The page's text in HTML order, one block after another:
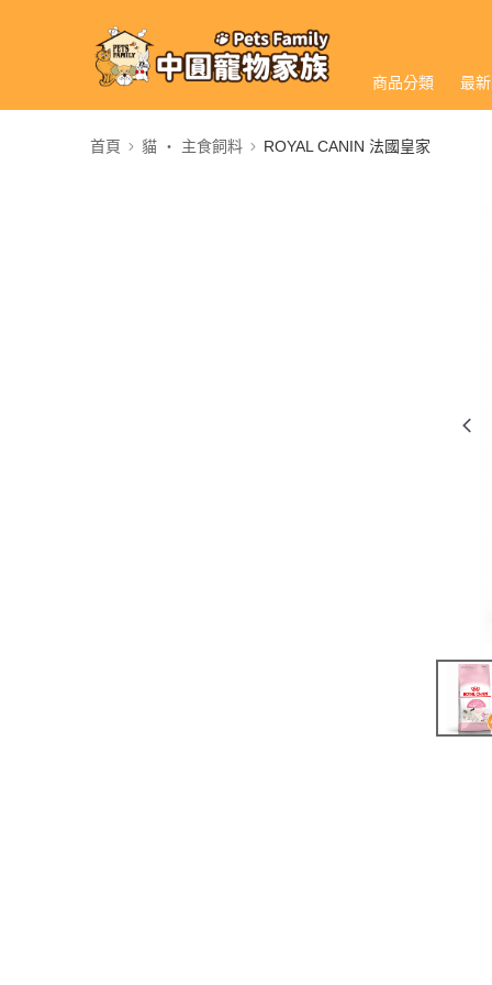
商品分類 最
首頁 貓 ‧ 主食飼料 ROYAL CANIN 法國皇家